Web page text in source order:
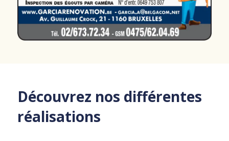
Découvrez nos différentes
réalisations